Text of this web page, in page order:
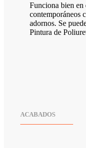
Funciona bien en
contemporáneos
adornos. Se
Pintura de
ACABADOS